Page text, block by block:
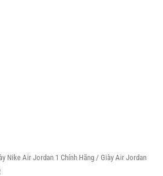
Nike Air Jordan 1 Chính Hãng / Giày Air Jordan